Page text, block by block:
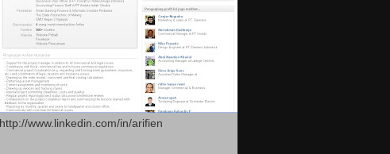
http://www.linkedin.com/in/arifien